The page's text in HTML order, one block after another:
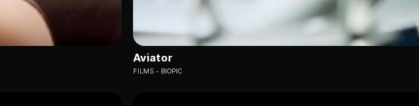
Aviator
FILMS BIOPIC